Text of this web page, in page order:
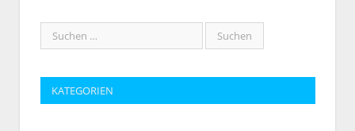
KATEGORIEN